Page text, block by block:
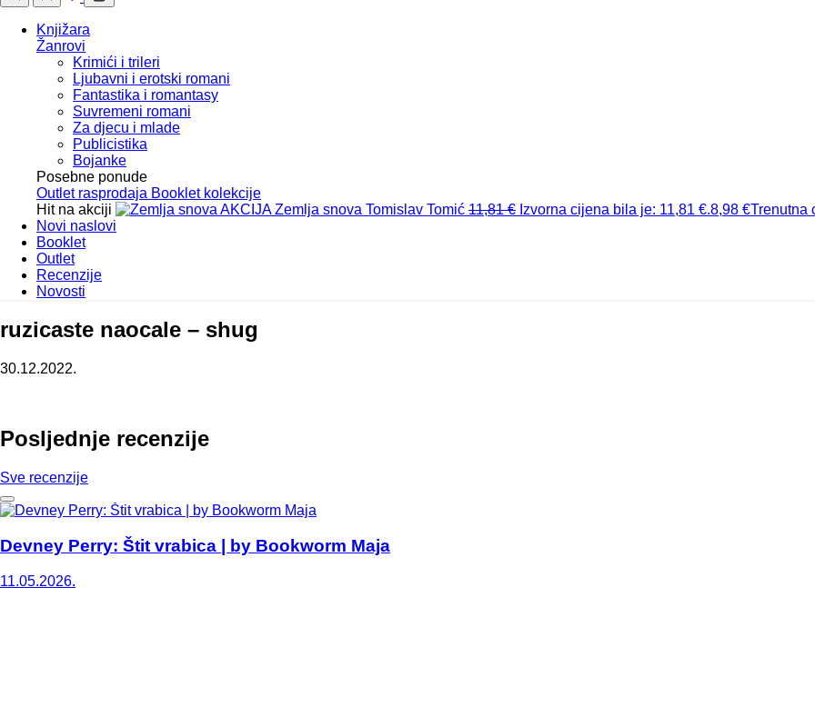
Knjižara
Žanrovi
Krimići i trileri
Ljubavni i erotski romani
Fantastika i romantasy
Suvremeni romani
Za djecu i mlade
Publicistika
Bojanke
Posebne ponude
Outlet rasprodaja Booklet kolekcije
Hit na akciji
AKCIJA Zemlja snova Tomislav Tomić 11,81€ Izvorna cijena bila je: 11,81 €.8,98 €Trenutna
Novi naslovi
Booklet
Outlet
Recenzije
Novosti
ruzicaste naocale – shug
30.12.2022.
Posljednje recenzije
Sve recenzije
Devney Perry: Štit vrabica | by Bookworm Maja
11.05.2026.